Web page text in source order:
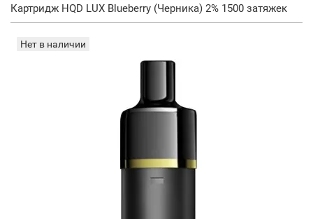
Картридж HQD LUX Blueberry (Черника) 2% 1500 затяжек
Нет в наличии